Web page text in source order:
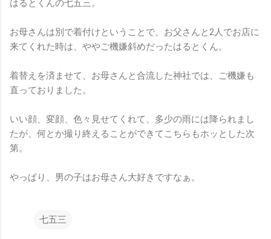
はるとくんの七五三。
お母さんは別で着付けということで、お父さんと2人でお店に
来てくれた時は、ややご機嫌斜めだったはるとくん。
着替えを済ませて、お母さんと合流した神社では、ご機嫌も
直っておりました。
いい顔、変顔、色々見せてくれて、多少の雨には降られまし
たが、何とか撮り終えることができてこちらもホッとした次
第。
やっぱり、男の子はお母さん大好きですなぁ。
七五三